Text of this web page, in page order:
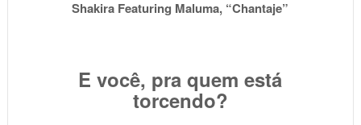
Shakira Featuring Maluma, “Chantaje”
E você, pra quem está
torcendo?